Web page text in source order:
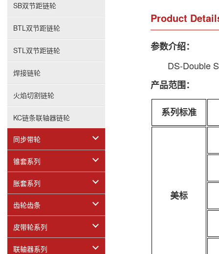
SB双节距链轮
BTL双节距链轮
STL双节距链轮
焊接链轮
火焰切割链轮
KC链条联轴器链轮
同步带轮
锥套系列
胀套系列
齿轮齿条
皮带轮系列
联轴器系列
Product
参数介绍：
DS-Double
产品范围：
系列标准
美标